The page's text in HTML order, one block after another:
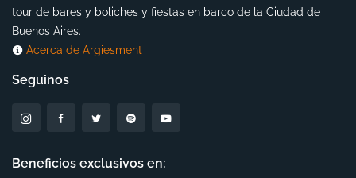
tour de bares y boliches y fiestas en barco de la Ciudad de
Buenos Aires.
Acerca de Argiesment
Seguinos
Beneficios exclusivos en: